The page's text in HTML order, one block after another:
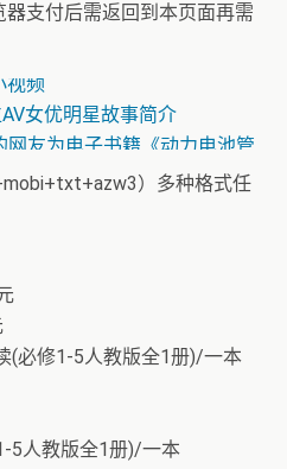
支付后需返回到本页面再需
友为电子书籍《动力电池管
视频
女优明星故事简介
网友为电子书籍《动力电池管
！
）多种格式任
(必修1-5人教版全1册)/一本
5人教版全1册)/一本